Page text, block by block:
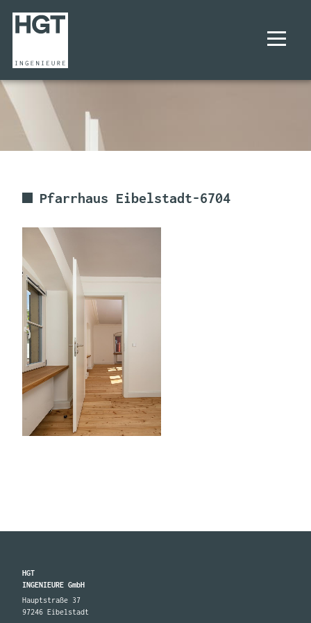
UNTERNEHMEN
LEISTUNGEN
KARRIERE
KONTAKT
Pfarrhaus Eibelstadt-6704
HGT
INGENIEURE GmbH
Hauptstraße 37
97246 Eibelstadt